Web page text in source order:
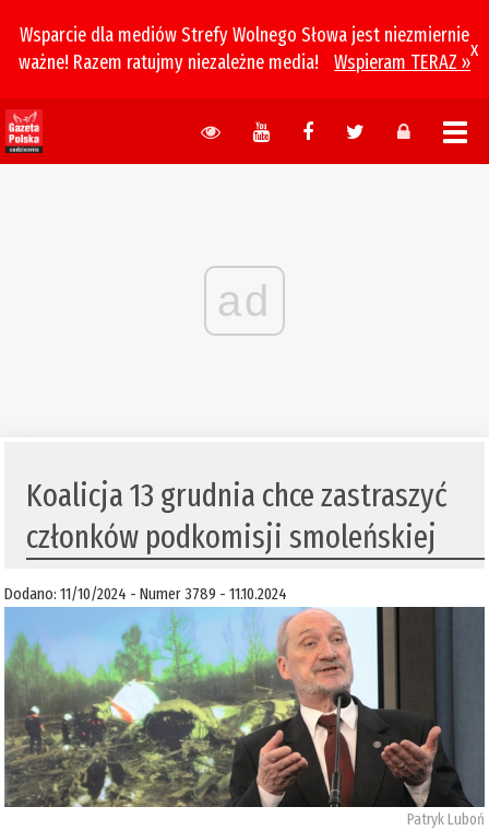
Wsparcie dla mediów Strefy Wolnego Słowa jest niezmiernie
ważne! Razem ratujmy niezależne media!
Wspieram TERAZ »
x
ad
Koalicja 13 grudnia chce zastraszyć
członków podkomisji smoleńskiej
Dodano: 11/10/2024 - Numer 3789 - 11.10.2024
Patryk Luboń